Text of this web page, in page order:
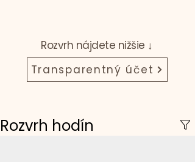
Rozvrh nájdete nižšie ↓
Transparentný účet
Rozvrh hodín